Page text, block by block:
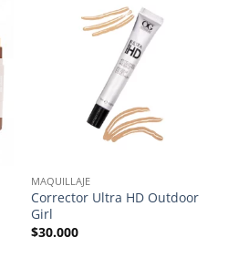
MAQUILLAJE
Corrector Ultra HD Outdoor
Girl
$30.000